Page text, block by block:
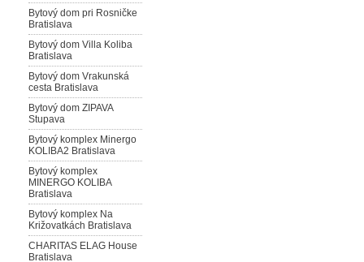
Bytový dom pri Rosničke
Bratislava
Bytový dom Villa Koliba
Bratislava
Bytový dom Vrakunská
cesta Bratislava
Bytový dom ZIPAVA
Stupava
Bytový komplex Minergo
KOLIBA2 Bratislava
Bytový komplex
MINERGO KOLIBA
Bratislava
Bytový komplex Na
Križovatkách Bratislava
CHARITAS ELAG House
Bratislava